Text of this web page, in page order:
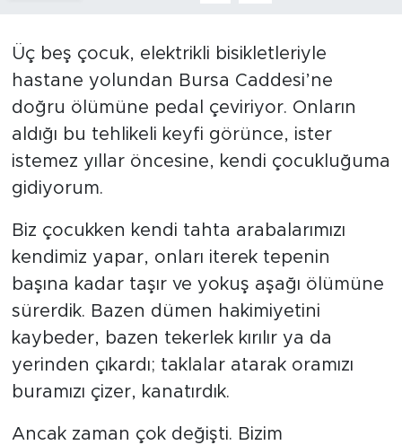
Üç beş çocuk, elektrikli bisikletleriyle
hastane yolundan Bursa Caddesi’ne
doğru ölümüne pedal çeviriyor. Onların
aldığı bu tehlikeli keyfi görünce, ister
istemez yıllar öncesine, kendi çocukluğuma
gidiyorum.
Biz çocukken kendi tahta arabalarımızı
kendimiz yapar, onları iterek tepenin
başına kadar taşır ve yokuş aşağı ölümüne
sürerdik. Bazen dümen hakimiyetini
kaybeder, bazen tekerlek kırılır ya da
yerinden çıkardı; taklalar atarak oramızı
buramızı çizer, kanatırdık.
Ancak zaman çok değişti. Bizim